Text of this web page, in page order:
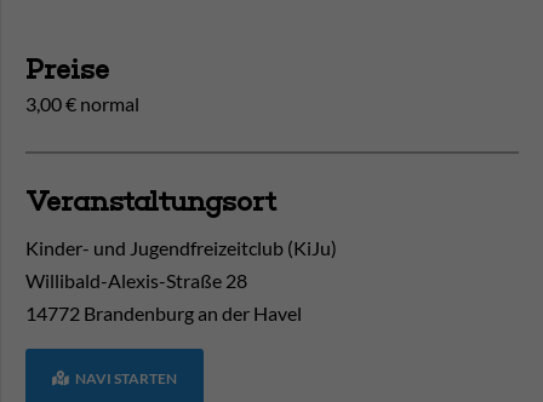
Preise
3,00 € normal
Veranstaltungsort
Kinder- und Jugendfreizeitclub (KiJu)
Willibald-Alexis-Straße 28
14772 Brandenburg an der Havel
NAVI STARTEN